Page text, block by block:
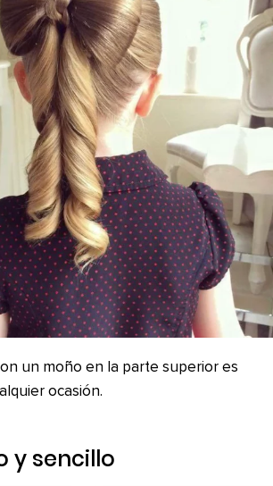
un moño en la parte superior es
ocasión.
y sencillo